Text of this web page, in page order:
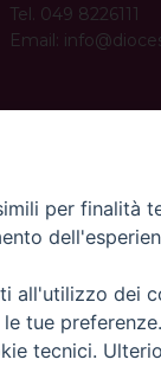
Tel. 049 8226111
Email:
per finalità
all'utilizzo dei
tue
tecnici.